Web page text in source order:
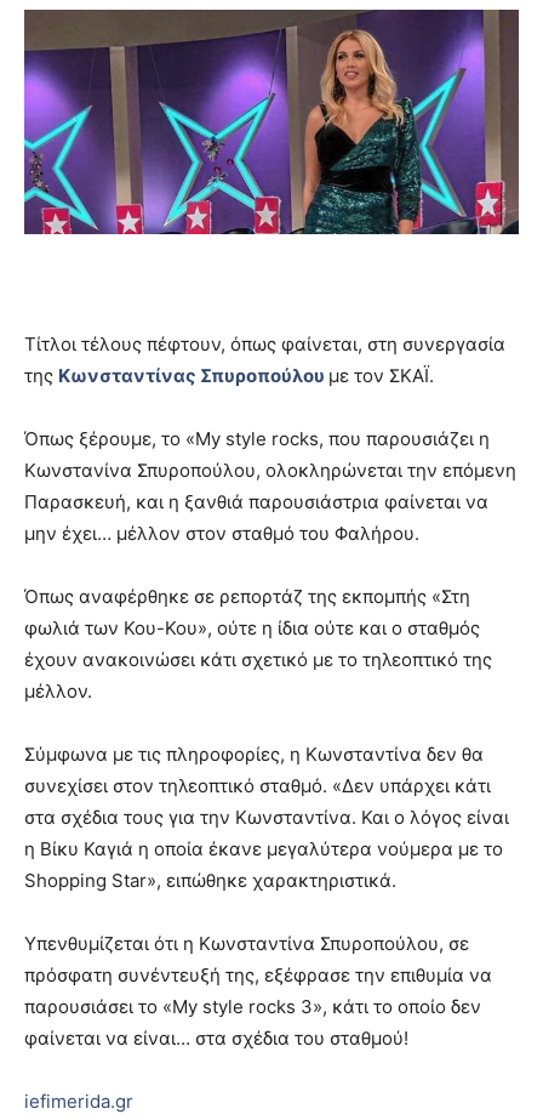
Τίτλοι τέλους πέφτουν, όπως φαίνεται, στη συνεργασία
της Κωνσταντίνας Σπυροπούλου με τον ΣΚΑΪ.
Όπως ξέρουμε, το «Μy style rocks, που παρουσιάζει η
Κωνστανίνα Σπυροπούλου, ολοκληρώνεται την επόμενη
Παρασκευή, και η ξανθιά παρουσιάστρια φαίνεται να
μην έχει… μέλλον στον σταθμό του Φαλήρου.
Όπως αναφέρθηκε σε ρεπορτάζ της εκπομπής «Στη
φωλιά των Κου-Κου», ούτε η ίδια ούτε και ο σταθμός
έχουν ανακοινώσει κάτι σχετικό με το τηλεοπτικό της
μέλλον.
Σύμφωνα με τις πληροφορίες, η Κωνσταντίνα δεν θα
συνεχίσει στον τηλεοπτικό σταθμό. «Δεν υπάρχει κάτι
στα σχέδια τους για την Κωνσταντίνα. Και ο λόγος είναι
η Βίκυ Καγιά η οποία έκανε μεγαλύτερα νούμερα με το
Shopping Star», ειπώθηκε χαρακτηριστικά.
Υπενθυμίζεται ότι η Κωνσταντίνα Σπυροπούλου, σε
πρόσφατη συνέντευξή της, εξέφρασε την επιθυμία να
παρουσιάσει το «Μy style rocks 3», κάτι το οποίο δεν
φαίνεται να είναι… στα σχέδια του σταθμού!
iefimerida.gr